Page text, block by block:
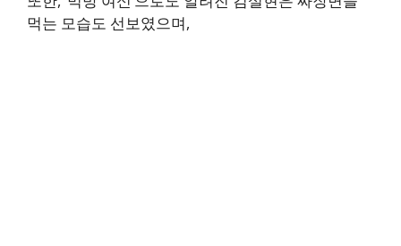
먹는 모습도 선보였으며,